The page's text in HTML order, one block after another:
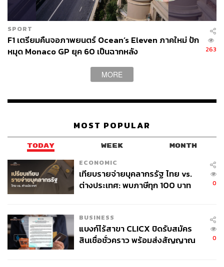
SPORT
F1 เตรียมคืนจอภาพยนตร์ Ocean’s Eleven ภาคใหม่ ปัก
หมุด Monaco GP ยุค 60 เป็นฉากหลัง
263
MORE
MOST POPULAR
TODAY WEEK MONTH
ECONOMIC
เทียบรายจ่ายบุคลากรรัฐ ไทย vs.
ต่างประเทศ: พบภาษีทุก 100 บาท
0
BUSINESS
แบงก์ไร้สาขา CLICX ปิดรับสมัคร
สินเชื่อชั่วคราว พร้อมส่งสัญญาณ
0